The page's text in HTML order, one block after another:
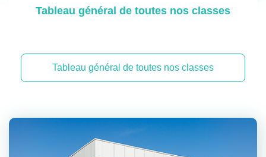
Tableau général de toutes nos classes
Tableau général de toutes nos classes